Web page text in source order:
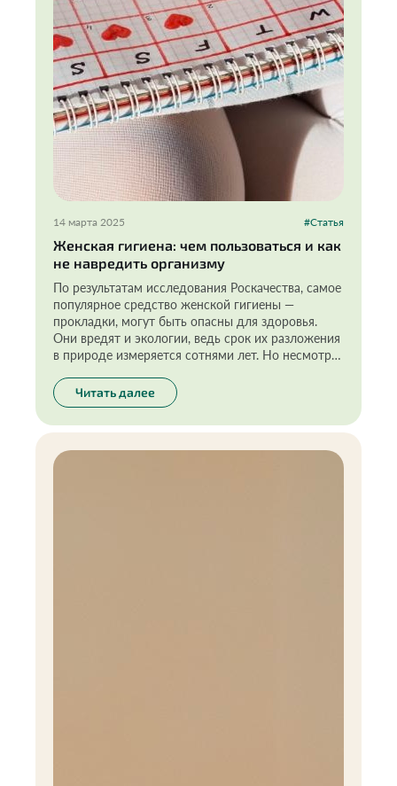
14 марта 2025 #Статья
Женская гигиена: чем пользоваться и как
не навредить организму
По результатам исследования Роскачества, самое
популярное средство женской гигиены —
прокладки, могут быть опасны для здоровья.
Они вредят и экологии, ведь срок их разложения
в природе измеряется сотнями лет. Но несмотря
пользоваться. Интересный факт: за всю жизнь
одна женщина может выбрасывать
приблизительно 13 000 прокладок, каждая из
цифры действительно заставляют задуматься.
Читать далее